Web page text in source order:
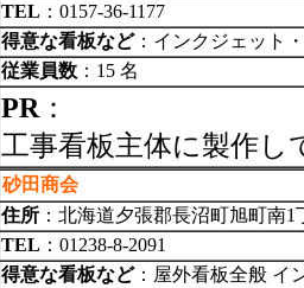
TEL ：0157-36-1177
得意な看板など：インクジェット
従業員数 ：15 名
PR ：
工事看板主体に製作し
砂田商会
住所 ：北海道夕張郡長沼町旭町南1
TEL ：01238-8-2091
得意な看板など：屋外看板全般 イ